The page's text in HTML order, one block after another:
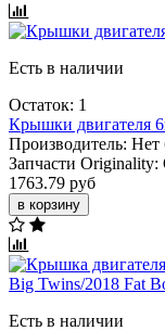
Есть в наличии
Остаток: 1
Крышки двигателя
Производитель: Нет
Запчасти Originality:
1763.79 руб
в корзину
Есть в наличии